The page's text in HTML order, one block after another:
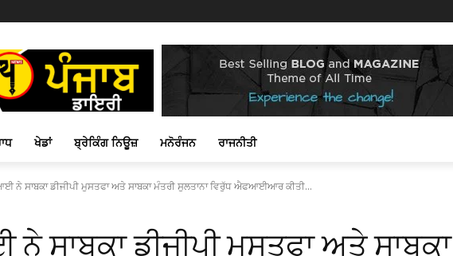
ਖੇਡਾਂ ਬ੍ਰੇਕਿੰਗ ਨਿਊਜ਼ ਮਨੋਰੰਜਨ ਰਾਜਨੀਤੀ
ਨੇ ਸਾਬਕਾ ਡੀਜੀਪੀ ਮੁਸਤਫਾ ਅਤੇ ਸਾਬਕਾ ਮੰਤਰੀ ਸੁਲਤਾਨਾ ਵਿਰੁੱਧ ਐਫਆਈਆਰ ਕੀਤੀ...
ਸਾਬਕਾ ਡੀਜੀਪੀ ਮੁਸਤਫਾ ਅਤੇ ਸਾਬਕਾ